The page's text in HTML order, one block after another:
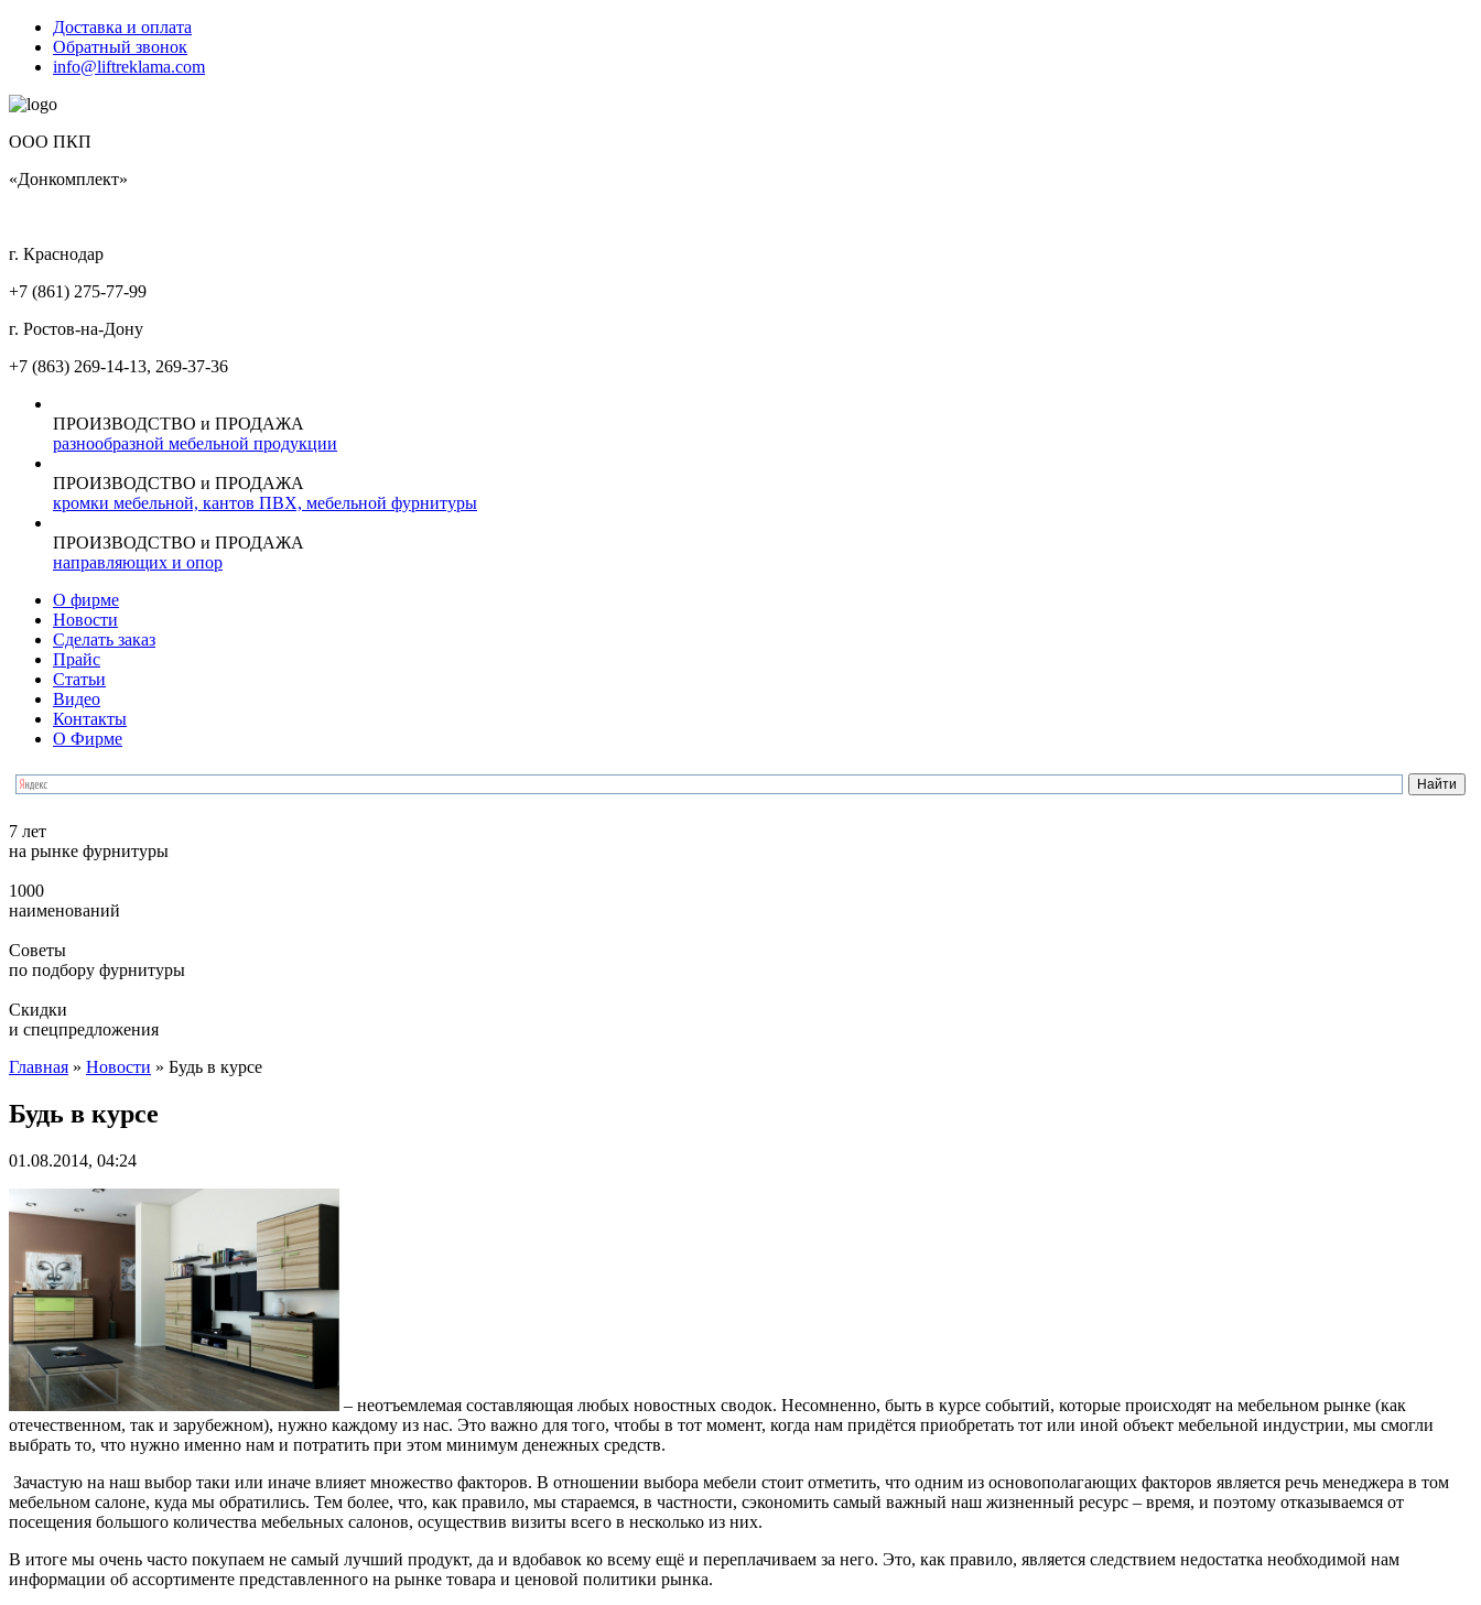
Доставка и оплата
Обратный звонок
info@liftreklama.com
ООО ПКП
«Донкомплект»
г. Краснодар
+7 (861) 275-77-99
г. Ростов-на-Дону
+7 (863) 269-14-13, 269-37-36
ПРОИЗВОДСТВО и ПРОДАЖА
разнообразной мебельной продукции
ПРОИЗВОДСТВО и ПРОДАЖА
кромки мебельной, кантов ПВХ, мебельной фурнитуры
ПРОИЗВОДСТВО и ПРОДАЖА
направляющих и опор
О фирме
Новости
Сделать заказ
Прайс
Статьи
Видео
Контакты
О Фирме
7 лет
на рынке фурнитуры
1000
наименований
Советы
по подбору фурнитуры
Скидки
и спецпредложения
Главная » Новости » Будь в курсе
Будь в курсе
01.08.2014, 04:24
– неотъемлемая составляющая любых новостных сводок. Несомненно, быть в курсе событий, которые происходят на мебельном рынке (как
отечественном, так и зарубежном), нужно каждому из нас. Это важно для того, чтобы в тот момент, когда нам придётся приобретать тот или иной объект мебельной индустрии, мы смогли
выбрать то, что нужно именно нам и потратить при этом минимум денежных средств.
Зачастую на наш выбор таки или иначе влияет множество факторов. В отношении выбора мебели стоит отметить, что одним из основополагающих факторов является речь менеджера в том
мебельном салоне, куда мы обратились. Тем более, что, как правило, мы стараемся, в частности, сэкономить самый важный наш жизненный ресурс – время, и поэтому отказываемся от
посещения большого количества мебельных салонов, осуществив визиты всего в несколько из них.
В итоге мы очень часто покупаем не самый лучший продукт, да и вдобавок ко всему ещё и переплачиваем за него. Это, как правило, является следствием недостатка необходимой нам
информации об ассортименте представленного на рынке товара и ценовой политики рынка.